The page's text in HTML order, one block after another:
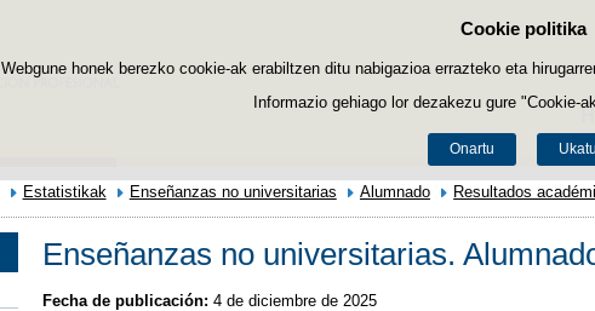
Cookie politika
Webgune honek berezko cookie-ak erabiltzen ditu nabigazioa errazteko eta
Informazio gehiago lor dezakezu gure "Cookie-
Onartu Ukatu
Edukira
Estatistikak Enseñanzas no universitarias Alumnado Resultados
Enseñanzas no universitarias.
Fecha de publicación: 4 de diciembre de 2025